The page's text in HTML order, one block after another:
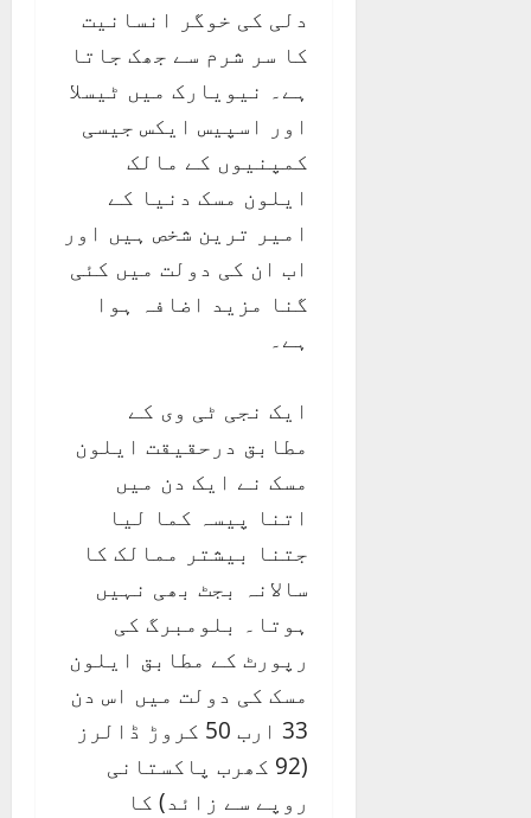
دلی کی خوگر انسانیت
کا سر شرم سے جھک جاتا
ہے۔ نیویارک میں ٹیسلا
اور اسپیس ایکس جیسی
کمپنیوں کے مالک
ایلون مسک دنیا کے
امیر ترین شخص ہیں اور
اب ان کی دولت میں کئی
گنا مزید اضافہ ہوا
ہے۔
ایک نجی ٹی وی کے
مطابق درحقیقت ایلون
مسک نے ایک دن میں
اتنا پیسہ کما لیا
جتنا بیشتر ممالک کا
سالانہ بجٹ بھی نہیں
ہوتا۔ بلومبرگ کی
رپورٹ کے مطابق ایلون
مسک کی دولت میں اس دن
33 ارب 50 کروڑ ڈالرز
(92 کھرب پاکستانی
روپے سے زائد) کا